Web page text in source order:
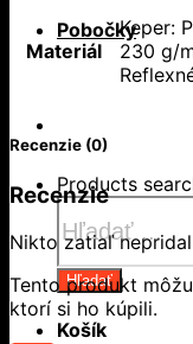
Pobočky
Products
Hľadať
Košík
Materiál
Keper:
230 g/
Recenzie (0)
Recenzie
Nikto zatiaľ
Tento produkt
ktorí si ho kúpili.